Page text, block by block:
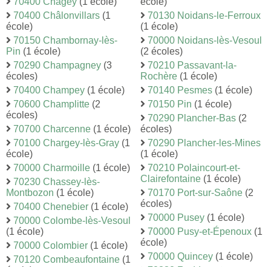
70400 Châlonvillars (1
école)
70150 Chambornay-lès-
Pin (1 école)
70290 Champagney (3
écoles)
70400 Champey (1 école)
70600 Champlitte (2
écoles)
70700 Charcenne (1 école)
70100 Chargey-lès-Gray (1
école)
70000 Charmoille (1 école)
70230 Chassey-lès-
Montbozon (1 école)
70400 Chenebier (1 école)
70000 Colombe-lès-Vesoul
(1 école)
70000 Colombier (1 école)
70120 Combeaufontaine (1
70130 Noidans-le-Ferroux
(1 école)
70000 Noidans-lès-Vesoul
(2 écoles)
70210 Passavant-la-
Rochère (1 école)
70140 Pesmes (1 école)
70150 Pin (1 école)
70290 Plancher-Bas (2
écoles)
70290 Plancher-les-Mines
(1 école)
70210 Polaincourt-et-
Clairefontaine (1 école)
70170 Port-sur-Saône (2
écoles)
70000 Pusey (1 école)
70000 Pusy-et-Épenoux (1
école)
70000 Quincey (1 école)